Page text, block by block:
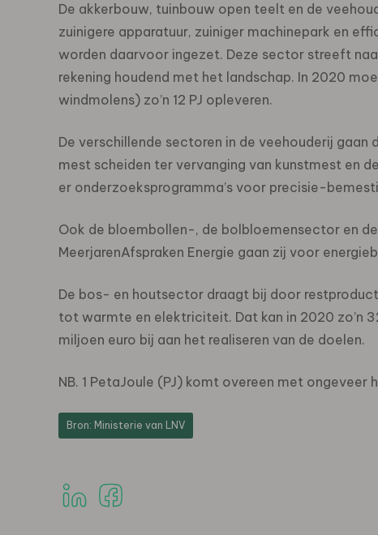
De akkerbouw, tuinbouw open teelt en de
zuinigere apparatuur, zuiniger machinepark en
worden daarvoor ingezet. Deze sector streeft
rekening houdend met het landschap. In 2020
windmolens) zo’n 12 PJ opleveren.
De verschillende sectoren in de veehouderij
mest scheiden ter vervanging van kunstmest en
er onderzoeksprogramma’s voor precisie-
Ook de bloembollen-, de bolbloemensector en
MeerjarenAfspraken Energie gaan zij voor
De bos- en houtsector draagt bij door
tot warmte en elektriciteit. Dat kan in 2020 zo’n
miljoen euro bij aan het realiseren van de doelen.
NB. 1 PetaJoule (PJ) komt overeen met ongeveer
Bron: Ministerie van LNV